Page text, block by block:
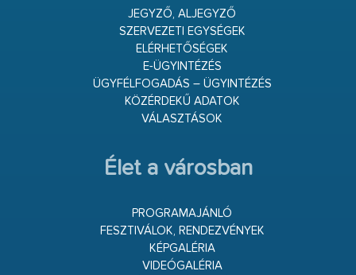
JEGYZŐ, ALJEGYZŐ
SZERVEZETI EGYSÉGEK
ELÉRHETŐSÉGEK
E-ÜGYINTÉZÉS
ÜGYFÉLFOGADÁS – ÜGYINTÉZÉS
KÖZÉRDEKŰ ADATOK
VÁLASZTÁSOK
Élet a városban
PROGRAMAJÁNLÓ
FESZTIVÁLOK, RENDEZVÉNYEK
KÉPGALÉRIA
VIDEÓGALÉRIA